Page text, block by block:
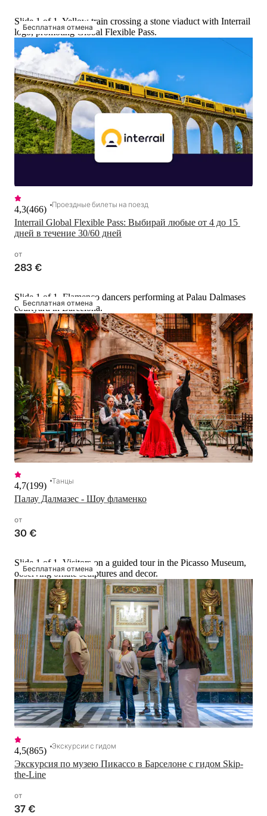
Бесплатная отмена
Slide 1 of 1, Yellow train crossing a stone viaduct with Interrail
logo, promoting Global Flexible Pass.
Interrail Global Flexible Pass: Выбирай любые от 4 до 15
дней в течение 30/60 дней
4,3(466) Проездные билеты на поезд
от
283 €
Бесплатная отмена
Slide 1 of 1, Flamenco dancers performing at Palau Dalmases
courtyard in Barcelona.
Палау Далмазес - Шоу фламенко
4,7(199) Танцы
от
30 €
Бесплатная отмена
Slide 1 of 1, Visitors on a guided tour in the Picasso Museum,
observing ornate sculptures and decor.
Экскурсия по музею Пикассо в Барселоне с гидом Skip-
the-Line
4,5(865) Экскурсии с гидом
от
37 €